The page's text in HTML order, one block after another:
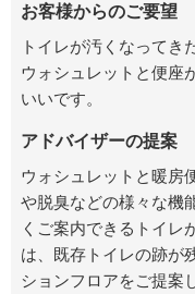
お客様からのご要望
トイレが汚くなってき
ウォシュレットと便座
いいです。
アドバイザーの提案
ウォシュレットと暖房
や脱臭などの様々な機
くご案内できるトイレ
は、既存トイレの跡が
ションフロアをご提案